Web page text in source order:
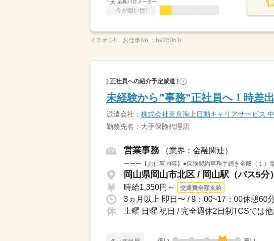
応募バロメーター
今が狙い目!
イチオシ!! お仕事No.： ha26061r
[ 正社員への紹介予定派遣 ] ?
未経験から”事務”正社員へ！時差
派遣会社： 株式会社東京海上日動キャリアサービス
勤務先名：大手保険代理店
営業事務 （業界：金融関連）
ーーー【お仕事内容】●保険契約事務手続き全般（１）
岡山県岡山市北区 / 岡山駅（バス5分）
時給1,350円～ 交通費全額支給
土曜 日曜 祝日 / 完全週休2日制TCSでは